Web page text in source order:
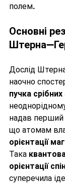
полем.
Основні
Дослід
наочно
пучка
надав перший
що атомам
орієнтації
Така
орієнтації
суперечила